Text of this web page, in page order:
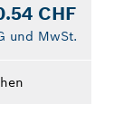
CHF
und MwSt.